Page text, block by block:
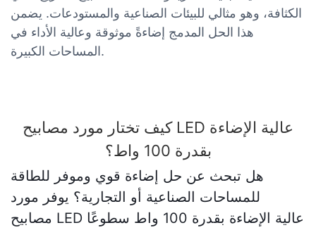
الكثافة، وهو مثالي للبيئات الصناعية والمستودعات. يضمن
هذا الحل المدمج إضاءةً موثوقة وعالية الأداء في
المساحات الكبيرة.
كيف تختار مورد مصابيح LED عالية الإضاءة
بقدرة 100 واط؟
هل تبحث عن حل إضاءة قوي وموفر للطاقة
للمساحات الصناعية أو التجارية؟ يوفر مورد
مصابيح LED عالية الإضاءة بقدرة 100 واط سطوعًا